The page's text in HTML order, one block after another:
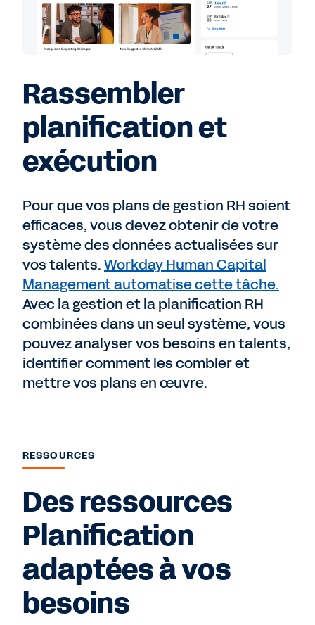
Rassembler
planification et
exécution
Pour que vos plans de gestion RH soient
efficaces, vous devez obtenir de votre
système des données actualisées sur
vos talents.Workday Human Capital
Management automatise cette tâche.
Avec la gestion et la planification RH
combinées dans un seul système, vous
pouvez analyser vos besoins en talents,
identifier comment les combler et
mettre vos plans en œuvre.
RESSOURCES
Des ressources
Planification
adaptées à vos
besoins